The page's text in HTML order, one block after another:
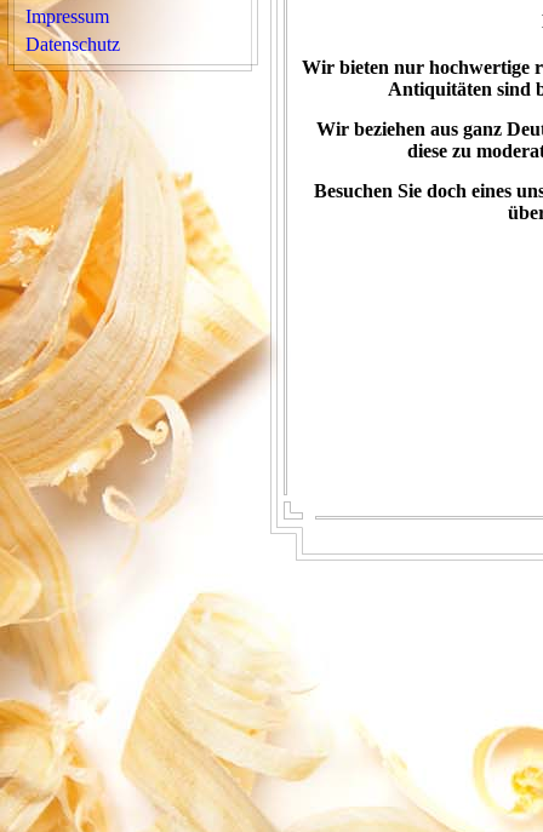
Impressum
Datenschutz
Wir bieten nur hochwertige
Antiquitäten sind
Wir beziehen aus ganz
diese zu
Besuchen Sie doch eines